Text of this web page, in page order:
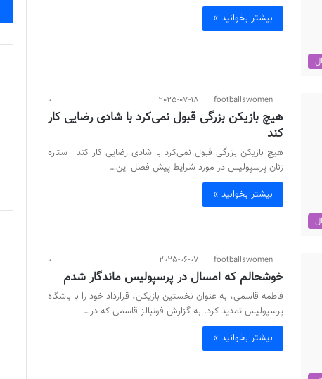
بیشتر بخوانید »
footballswomen
2025-07-18
0
هیچ‌ بازیکن بزرگی قبول نمی‌کرد با شادی رضایی کار
کند
هیچ‌ بازیکن بزرگی قبول نمی‌کرد با شادی رضایی کار کند | ستاره
زنان پرسپولیس در مورد شرایط پیش فصل این…
بیشتر بخوانید »
footballswomen
2025-06-07
0
خوشحالم که امسال در پرسپولیس ماندگار شدم
فاطمه قاسمی، به عنوان نخستین بازیکن، قرارداد خود را با باشگاه
پرسپولیس تمدید کرد. به گزارش فوتبالز قاسمی که در…
بیشتر بخوانید »